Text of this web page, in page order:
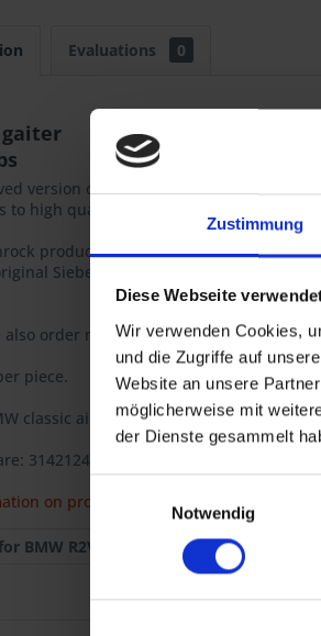
Zustimmung
Diese Webseite
Wir verwenden Cookies,
und die Zugriffe auf
Website an unsere
möglicherweise mit
der Dienste gesammelt
Notwendig
Evaluations 0
gaiter
version of the fork gaiter with 15 ribs..
to high quality materials dimensionally
product
Siebenrock product bears this
also order mounting ring, art. no. 3124669.
piece.
classic airhead models R 65GS, R 80G/S,
31421241666 / 31-42-1-241-666
on product safety
BMW R2V: R 65GS